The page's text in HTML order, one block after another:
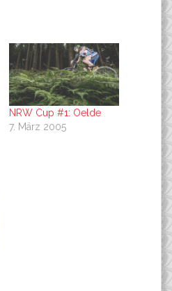
NRW Cup #1: Oelde
7. März 2005